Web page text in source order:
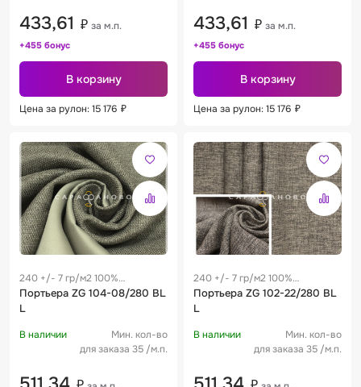
433,61 ₽ за м.п.
+455 бонус
В корзину
Цена за рулон: 15 176 ₽
433,61 ₽ за м.п.
+455 бонус
В корзину
Цена за рулон: 15 176 ₽
240 +/- 7 гр/м2 100%
полиэстер
Портьера ZG 104-08/280 BL
L
В наличии
Мин. кол-во
для заказа 35 /м.п.
240 +/- 7 гр/м2 100%
полиэстер
Портьера ZG 102-22/280 BL
L
В наличии
Мин. кол-во
для заказа 35 /м.п.